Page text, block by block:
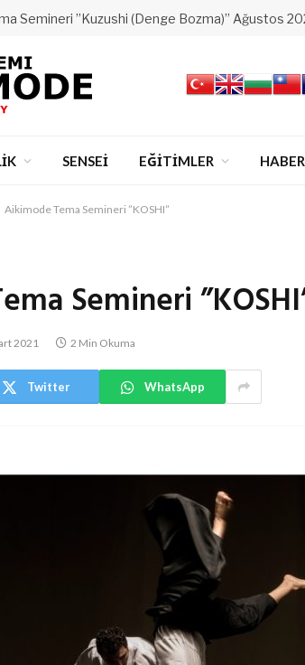
Semineri ”Kuzushi (Denge Bozma)” Ağustos
SENSEİ EĞİTİMLER
Aikimode Tema Semineri ”KOSHI”
Semineri
2021 2 Min Okuma
Twitter WhatsApp